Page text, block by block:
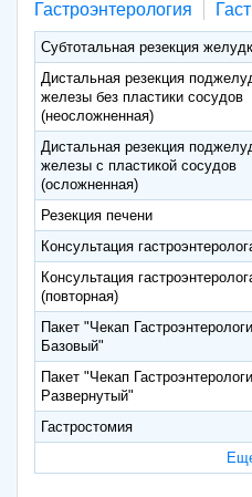
Гастроэнтерология
Субтотальная резекция
Дистальная резекция
железы без пластики сосудов
(неосложненная)
Дистальная резекция
железы с пластикой сосудов
(осложненная)
Резекция печени
Консультация
Консультация
(повторная)
Пакет "Чекап
Базовый"
Пакет "Чекап
Развернутый"
Гастростомия